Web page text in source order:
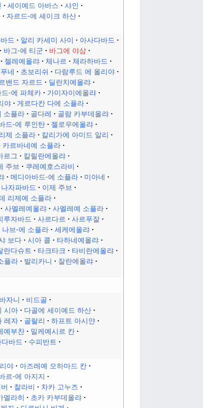
세이예드 아바스
샤인
자르드-에 셰이크 하산
드 알리 카세미 사이
아사다바드
바그-에 티군
바그에 야삼
첼레예올랴 체나르
체라하바드
네 초보리쉬
다람루드 에 올리야
밴드 자르드
딜란치예올랴
-에 파체카
가미자이에올랴
야
게르다칸 다에 소플라
소플라 골다레
골람 카부데올랴
드-에 루인탄
젤로우에올랴
제 소플라
칼리가에 아미드 알리
카르바네예 소플라
르그
칼릴란에올랴
주브
쿠레예호스라비
메디아바드-에 소플라
미아네
나자파바드
이제 주브
리제예 소플라
사멜레예올랴
사멜레예 소플라
루자바드 사르다르
사르푸잘
브-에 소플라
세케에올랴
보다 시아 콜
타하네예올랴
란다슈트 타크타크
타비란에올랴
플라 발리카니
잘란에올랴
바자니
비드골
시아
다골에 세이예드 하산
레자 골랄리
하프트 아시얀
예부찬
밀케예시르 칸
바드
수피반트
야
아즈레예 모하마드 칸
르-에 아지지
찰라비
차카 고누즈
엘라히
초카 카부데올랴